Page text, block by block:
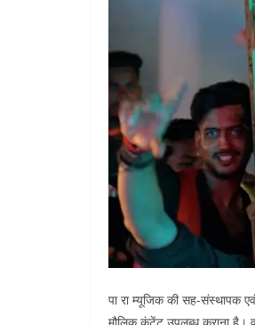
पा रा म्यूजिक की सह-संस्थापक